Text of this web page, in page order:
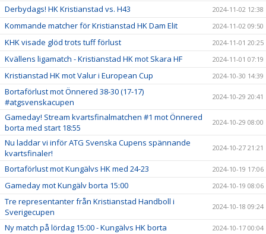
Derbydags! HK Kristianstad vs. H43 2024-11-02 12:38
Kommande matcher för Kristianstad HK Dam Elit 2024-11-02 09:50
KHK visade glöd trots tuff förlust 2024-11-01 20:25
Kvällens ligamatch - Kristianstad HK mot Skara HF 2024-11-01 07:19
Kristianstad HK mot Valur i European Cup 2024-10-30 14:39
Bortaförlust mot Önnered 38-30 (17-17)
#atgsvenskacupen
2024-10-29 20:41
Gameday! Stream kvartsfinalmatchen #1 mot Önnered
borta med start 18:55
2024-10-29 08:00
Nu laddar vi inför ATG Svenska Cupens spännande
kvartsfinaler!
2024-10-27 21:21
Bortaförlust mot Kungälvs HK med 24-23 2024-10-19 17:06
Gameday mot Kungälv borta 15:00 2024-10-19 08:06
Tre representanter från Kristianstad Handboll i
Sverigecupen
2024-10-18 09:24
Ny match på lördag 15:00 - Kungälvs HK borta 2024-10-17 00:04